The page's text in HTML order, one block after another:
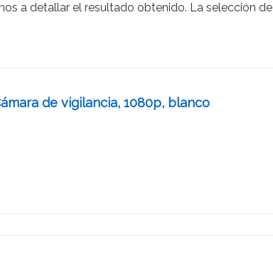
a detallar el resultado obtenido. La selección
de vigilancia, 1080p, blanco